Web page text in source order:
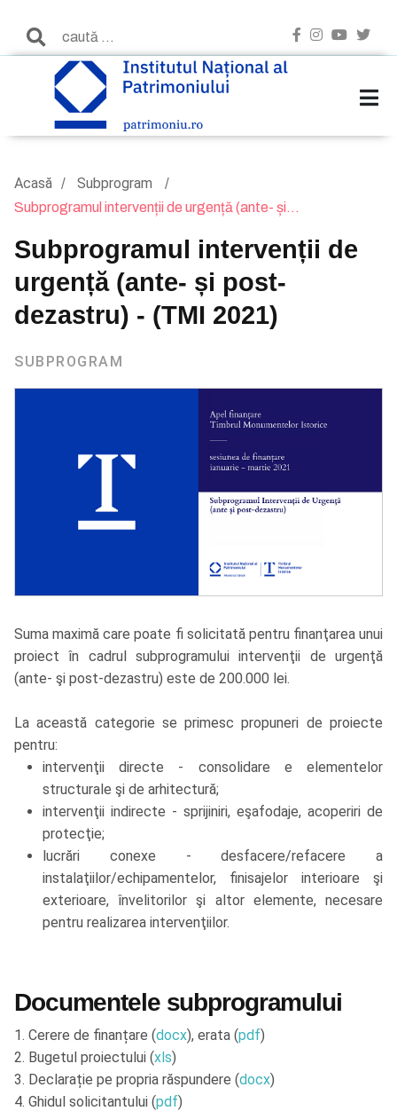
Acasă Subprogram
Subprogramul intervenții de urgență (ante- și...
Subprogramul intervenții de
urgență (ante- și post-
dezastru) - (TMI 2021)
SUBPROGRAM
Suma maximă care poate fi solicitată pentru finanţarea unui
proiect în cadrul subprogramului intervenţii de urgenţă
(ante- şi post-dezastru) este de 200.000 lei.
La această categorie se primesc propuneri de proiecte
pentru:
intervenţii directe - consolidare e elementelor
structurale şi de arhitectură;
intervenţii indirecte - sprijiniri, eşafodaje, acoperiri de
protecţie;
lucrări conexe - desfacere/refacere a
instalaţiilor/echipamentelor, finisajelor interioare şi
exterioare, învelitorilor şi altor elemente, necesare
pentru realizarea intervenţiilor.
Documentele subprogramului
1. Cerere de finanțare (docx), erata (pdf)
2. Bugetul proiectului (xls)
3. Declarație pe propria răspundere (docx)
4. Ghidul solicitantului (pdf)